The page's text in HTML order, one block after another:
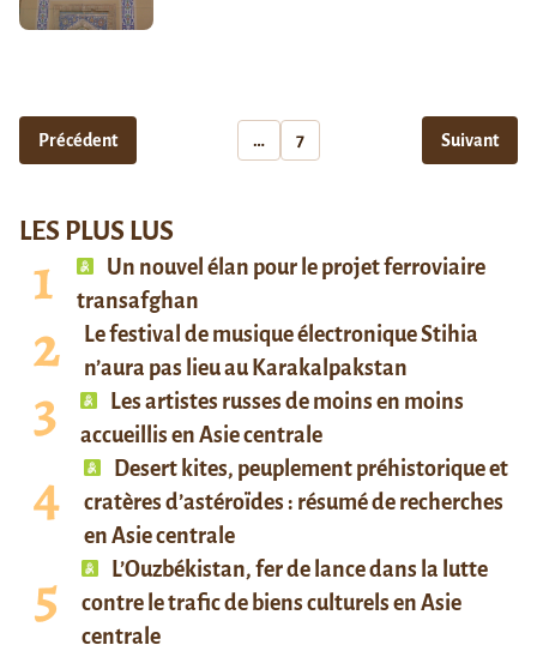
Précédent … 7 Suivant
LES PLUS LUS
Un nouvel élan pour le projet ferroviaire
transafghan
Le festival de musique électronique Stihia
n’aura pas lieu au Karakalpakstan
Les artistes russes de moins en moins
accueillis en Asie centrale
Desert kites, peuplement préhistorique et
cratères d’astéroïdes : résumé de recherches
en Asie centrale
L’Ouzbékistan, fer de lance dans la lutte
contre le trafic de biens culturels en Asie
centrale